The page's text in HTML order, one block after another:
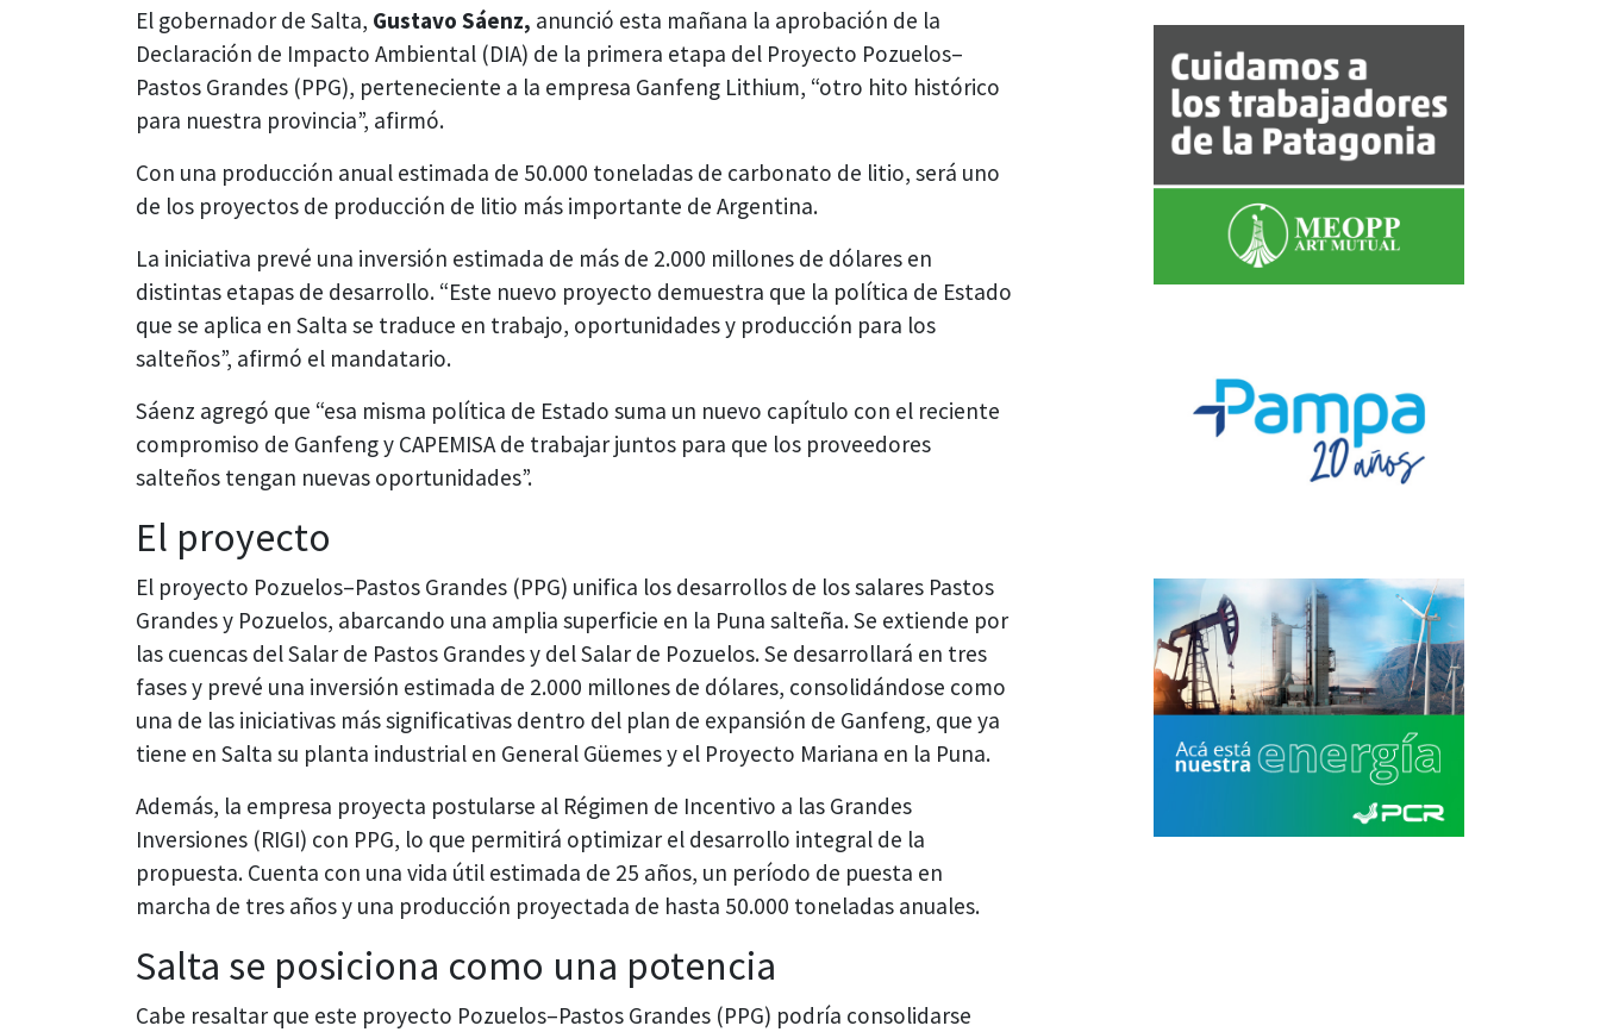
El gobernador de Salta, Gustavo Sáenz, anunció esta mañana la aprobación de la
Declaración de Impacto Ambiental (DIA) de la primera etapa del Proyecto Pozuelos–
Pastos Grandes (PPG), perteneciente a la empresa Ganfeng Lithium, “otro hito histórico
para nuestra provincia”, afirmó.
Con una producción anual estimada de 50.000 toneladas de carbonato de litio, será uno
de los proyectos de producción de litio más importante de Argentina.
La iniciativa prevé una inversión estimada de más de 2.000 millones de dólares en
distintas etapas de desarrollo. “Este nuevo proyecto demuestra que la política de Estado
que se aplica en Salta se traduce en trabajo, oportunidades y producción para los
salteños”, afirmó el mandatario.
Sáenz agregó que “esa misma política de Estado suma un nuevo capítulo con el reciente
compromiso de Ganfeng y CAPEMISA de trabajar juntos para que los proveedores
salteños tengan nuevas oportunidades”.
El proyecto
El proyecto Pozuelos–Pastos Grandes (PPG) unifica los desarrollos de los salares Pastos
Grandes y Pozuelos, abarcando una amplia superficie en la Puna salteña. Se extiende por
las cuencas del Salar de Pastos Grandes y del Salar de Pozuelos. Se desarrollará en tres
fases y prevé una inversión estimada de 2.000 millones de dólares, consolidándose como
una de las iniciativas más significativas dentro del plan de expansión de Ganfeng, que ya
tiene en Salta su planta industrial en General Güemes y el Proyecto Mariana en la Puna.
Además, la empresa proyecta postularse al Régimen de Incentivo a las Grandes
Inversiones (RIGI) con PPG, lo que permitirá optimizar el desarrollo integral de la
propuesta. Cuenta con una vida útil estimada de 25 años, un período de puesta en
marcha de tres años y una producción proyectada de hasta 50.000 toneladas anuales.
Salta se posiciona como una potencia
Cabe resaltar que este proyecto Pozuelos–Pastos Grandes (PPG) podría consolidarse